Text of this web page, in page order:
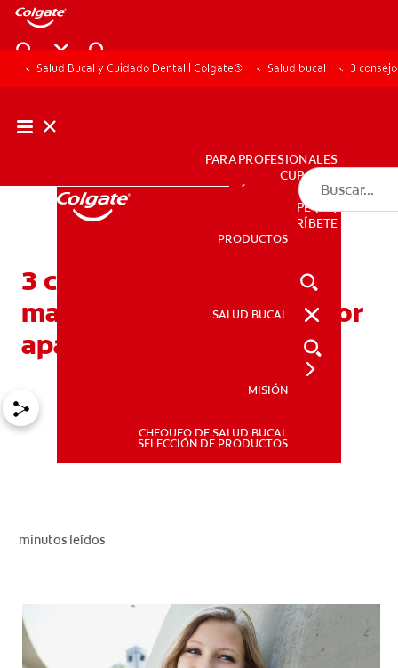
PRODUCTOS
PARA PROFESIONALES
CUPONES
PARA PROFESIONALES
CUPONES
DÓNDE COMPRAR
PE (ES)
SUSCRÍBETE
PRODUCTOS
SALUD BUCAL
MISIÓN
CHEQUEO DE SALUD BUCAL
SELECCIÓN DE PRODUCTOS
Salud Bucal y Cuidado Dental | Colgate® Salud bucal 3
3 consejos para prevenir
manchas en los dientes por
aparatos de ortodoncia
minutos leídos